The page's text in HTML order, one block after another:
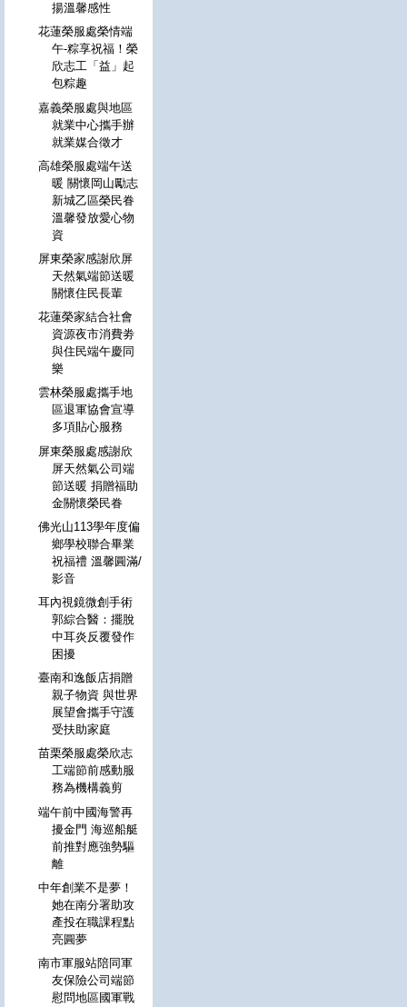
揚溫馨感性
花蓮榮服處榮情端
午-粽享祝福！榮
欣志工「益」起
包粽趣
嘉義榮服處與地區
就業中心攜手辦
就業媒合徵才
高雄榮服處端午送
暖 關懷岡山勵志
新城乙區榮民眷
溫馨發放愛心物
資
屏東榮家感謝欣屏
天然氣端節送暖
關懷住民長輩
花蓮榮家結合社會
資源夜市消費劵
與住民端午慶同
樂
雲林榮服處攜手地
區退軍協會宣導
多項貼心服務
屏東榮服處感謝欣
屏天然氣公司端
節送暖 捐贈福助
金關懷榮民眷
佛光山113學年度偏
鄉學校聯合畢業
祝福禮 溫馨圓滿/
影音
耳內視鏡微創手術
郭綜合醫：擺脫
中耳炎反覆發作
困擾
臺南和逸飯店捐贈
親子物資 與世界
展望會攜手守護
受扶助家庭
苗栗榮服處榮欣志
工端節前感動服
務為機構義剪
端午前中國海警再
擾金門 海巡船艇
前推對應強勢驅
離
中年創業不是夢！
她在南分署助攻
產投在職課程點
亮圓夢
南市軍服站陪同軍
友保險公司端節
慰問地區國軍戰